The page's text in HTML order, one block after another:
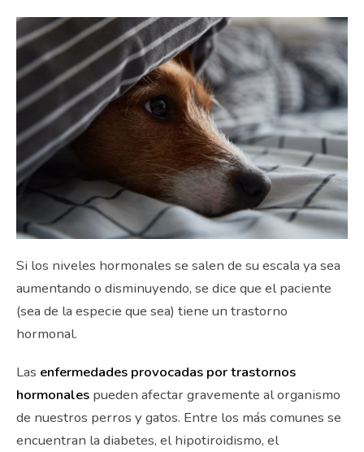
Si los niveles hormonales se salen de su escala ya sea
aumentando o disminuyendo, se dice que el paciente
(sea de la especie que sea) tiene un trastorno
hormonal.
Las enfermedades provocadas por trastornos
hormonales pueden afectar gravemente al organismo
de nuestros perros y gatos. Entre los más comunes se
encuentran la diabetes, el hipotiroidismo, el